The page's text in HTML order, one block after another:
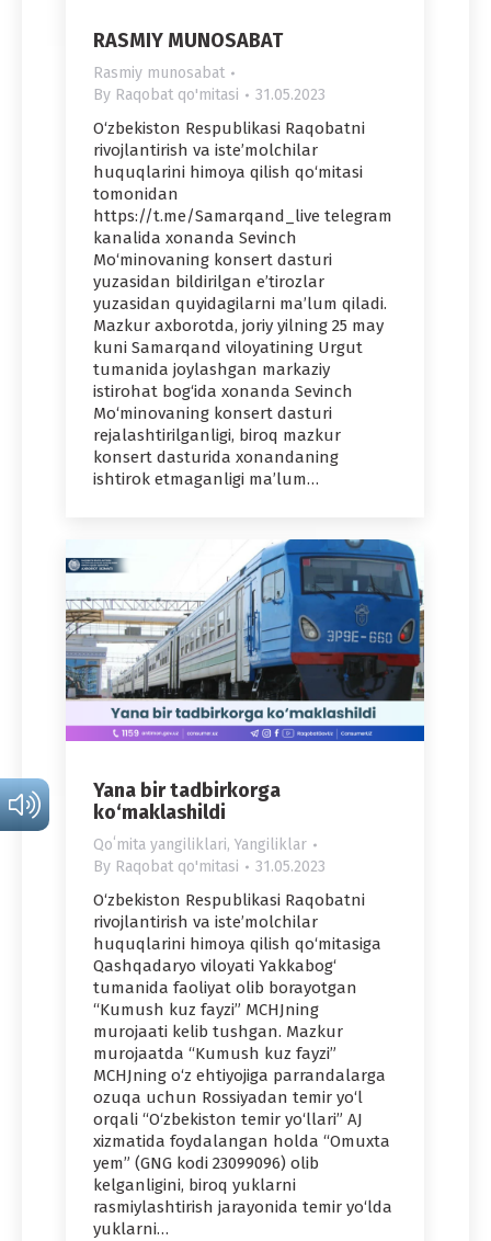
RASMIY MUNOSABAT
Rasmiy munosabat
By Raqobat qo'mitasi 31.05.2023
O‘zbekiston Respublikasi Raqobatni
rivojlantirish va iste’molchilar
huquqlarini himoya qilish qo‘mitasi
tomonidan
https://t.me/Samarqand_live telegram
kanalida xonanda Sevinch
Mo‘minovaning konsert dasturi
yuzasidan bildirilgan e’tirozlar
yuzasidan quyidagilarni ma’lum qiladi.
Mazkur axborotda, joriy yilning 25 may
kuni Samarqand viloyatining Urgut
tumanida joylashgan markaziy
istirohat bog‘ida xonanda Sevinch
Mo‘minovaning konsert dasturi
rejalashtirilganligi, biroq mazkur
konsert dasturida xonandaning
ishtirok etmaganligi ma’lum…
Yana bir tadbirkorga
ko‘maklashildi
Qoʻmita yangiliklari, Yangiliklar
By Raqobat qo'mitasi 31.05.2023
O‘zbekiston Respublikasi Raqobatni
rivojlantirish va iste’molchilar
huquqlarini himoya qilish qo‘mitasiga
Qashqadaryo viloyati Yakkabog‘
tumanida faoliyat olib borayotgan
“Kumush kuz fayzi” MCHJning
murojaati kelib tushgan. Mazkur
murojaatda “Kumush kuz fayzi”
MCHJning o‘z ehtiyojiga parrandalarga
ozuqa uchun Rossiyadan temir yo‘l
orqali “O‘zbekiston temir yo‘llari” AJ
xizmatida foydalangan holda “Omuxta
yem” (GNG kodi 23099096) olib
kelganligini, biroq yuklarni
rasmiylashtirish jarayonida temir yo‘lda
yuklarni…